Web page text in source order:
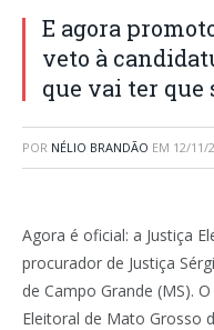
E agora
veto à
que vai ter que
POR NÉLIO BRANDÃO EM 12/11/
Agora é oficial: a Justiça
procurador de Justiça
de Campo Grande (MS).
Eleitoral de Mato Grosso